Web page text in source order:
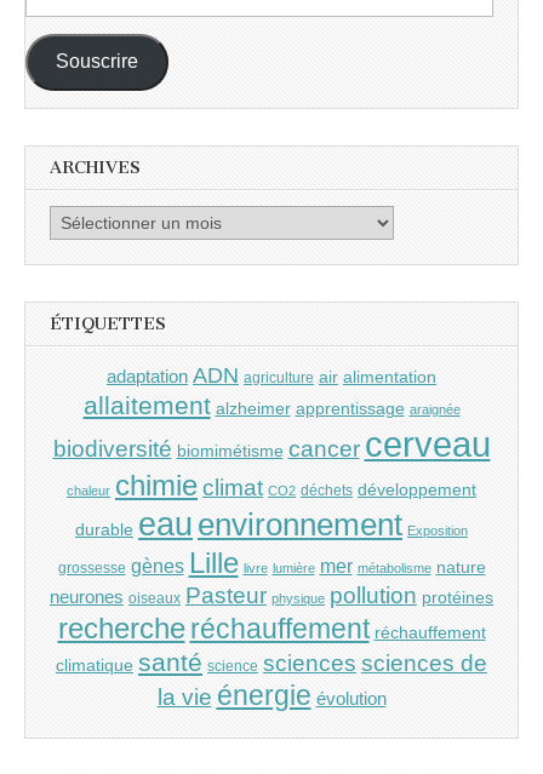
e-
mail :
Souscrire
ARCHIVES
Archives
ÉTIQUETTES
adaptation ADN agriculture air alimentation
allaitement alzheimer apprentissage araignée
biodiversité biomimétisme cancer cerveau
chaleur chimieclimat CO2 déchets développement
durable eau environnement Exposition
grossesse gènes Lille livre lumière mer métabolisme nature
neurones oiseaux Pasteur physique pollution protéines
recherche réchauffement réchauffement
climatique santé science sciences sciences de
la vie énergie évolution